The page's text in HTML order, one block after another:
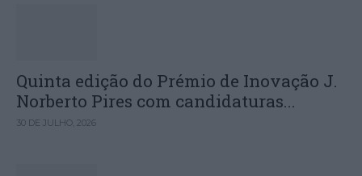
Quinta edição do Prémio de Inovação J.
Norberto Pires com candidaturas...
30 DE JULHO, 2026